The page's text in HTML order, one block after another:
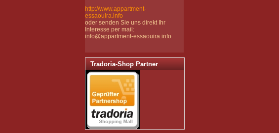
http://www.appartment-
essaouira.info
oder senden Sie uns direkt Ihr
Interesse per mail:
info@appartment-essaouira.info
Tradoria-Shop Partner